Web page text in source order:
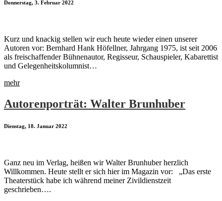
Donnerstag, 3. Februar 2022
Kurz und knackig stellen wir euch heute wieder einen unserer
Autoren vor: Bernhard Hank Höfellner, Jahrgang 1975, ist seit 2006
als freischaffender Bühnenautor, Regisseur, Schauspieler, Kabarettist
und Gelegenheitskolumnist…
mehr
Autorenporträt: Walter Brunhuber
Dienstag, 18. Januar 2022
Ganz neu im Verlag, heißen wir Walter Brunhuber herzlich
Willkommen. Heute stellt er sich hier im Magazin vor: „Das erste
Theaterstück habe ich während meiner Zivildienstzeit
geschrieben….